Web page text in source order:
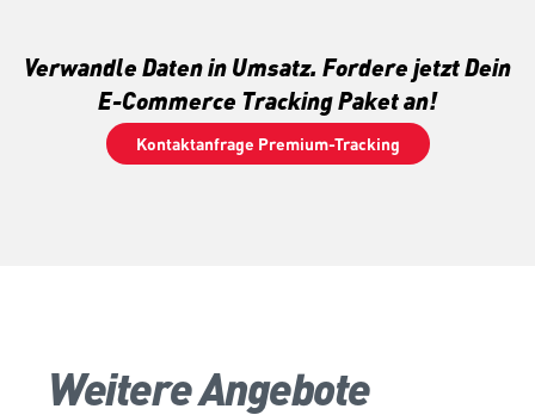
Verwandle Daten in Umsatz. Fordere jetzt Dein
E-Commerce Tracking Paket an!
Kontaktanfrage Premium-Tracking
Weitere Angebote